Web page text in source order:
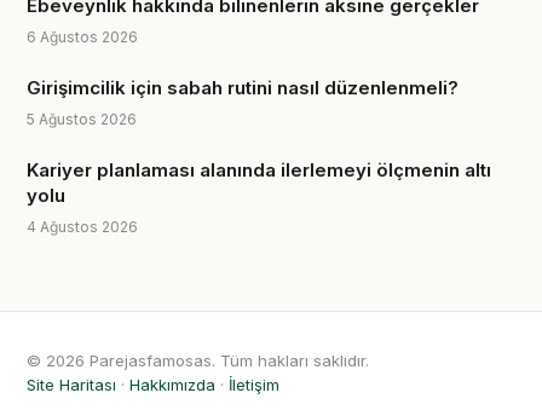
Ebeveynlik hakkında bilinenlerin aksine gerçekler
6 Ağustos 2026
Girişimcilik için sabah rutini nasıl düzenlenmeli?
5 Ağustos 2026
Kariyer planlaması alanında ilerlemeyi ölçmenin altı
yolu
4 Ağustos 2026
© 2026 Parejasfamosas. Tüm hakları saklıdır.
Site Haritası · Hakkımızda · İletişim